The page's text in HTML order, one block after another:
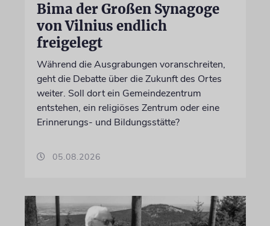
Bima der Großen Synagoge
von Vilnius endlich
freigelegt
Während die Ausgrabungen voranschreiten,
geht die Debatte über die Zukunft des Ortes
weiter. Soll dort ein Gemeindezentrum
entstehen, ein religiöses Zentrum oder eine
Erinnerungs- und Bildungsstätte?
05.08.2026